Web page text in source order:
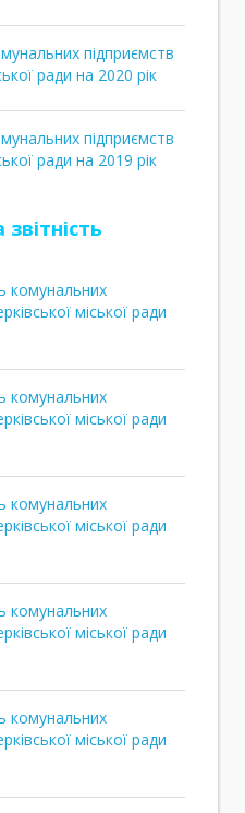
підприємств
ради на 2020 рік
підприємств
ради на 2019 рік
комунальних
міської ради
комунальних
міської ради
комунальних
міської ради
комунальних
міської ради
комунальних
міської ради